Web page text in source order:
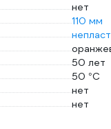
нет
110 мм
50 лет
50 °С
нет
нет